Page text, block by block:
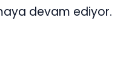
devam ediyor.